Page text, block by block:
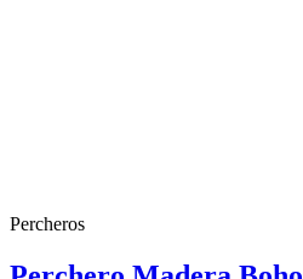
Percheros